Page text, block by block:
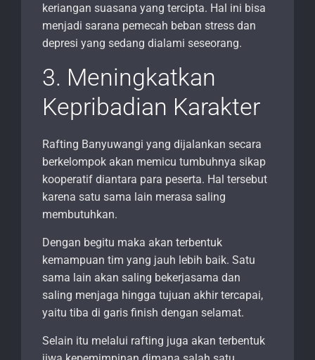
keriangan suasana yang tercipta. Hal ini bisa
menjadi sarana pemecah beban stress dan
depresi yang sedang dialami seseorang.
3. Meningkatkan
Kepribadian Karakter
Rafting Banyuwangi yang dijalankan secara
berkelompok akan memicu tumbuhnya sikap
kooperatif diantara para peserta. Hal tersebut
karena satu sama lain merasa saling
membutuhkan.
Dengan begitu maka akan terbentuk
kemampuan tim yang jauh lebih baik. Satu
sama lain akan saling bekerjasama dan
saling menjaga hingga tujuan akhir tercapai,
yaitu tiba di garis finish dengan selamat.
Selain itu melalui rafting juga akan terbentuk